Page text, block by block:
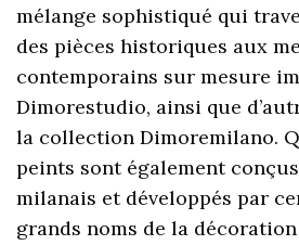
mélange sophistiqué qui
des pièces historiques aux
contemporains sur mesure
Dimorestudio, ainsi que
la collection Dimoremilano.
peints sont également
milanais et développés par
grands noms de la